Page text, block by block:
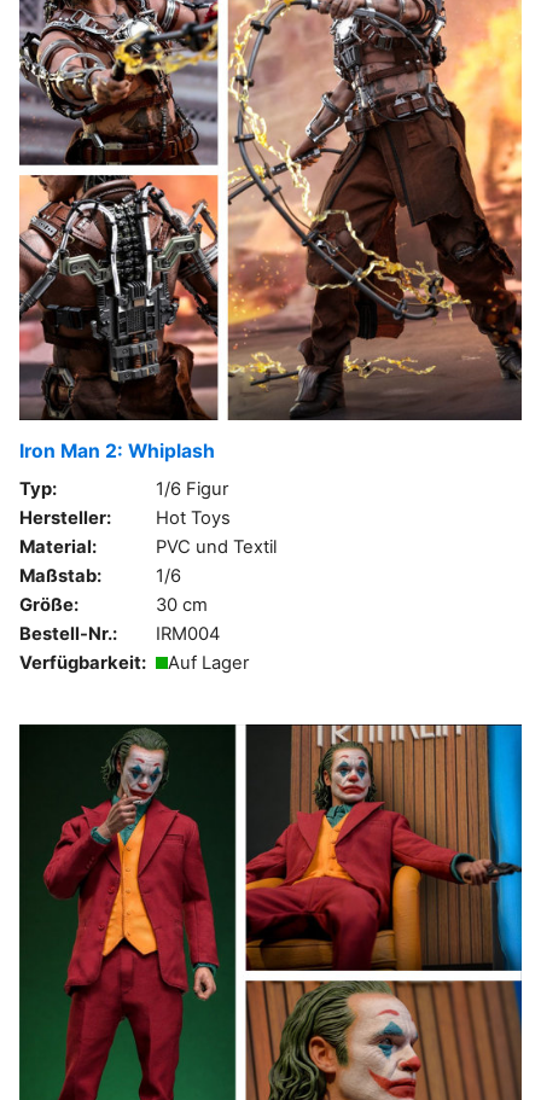
Iron Man 2: Whiplash
Typ:
1/6 Figur
Hersteller:
Hot Toys
Material:
PVC und Textil
Maßstab:
1/6
Größe:
30 cm
Bestell-Nr.:
IRM004
Verfügbarkeit:
Auf Lager